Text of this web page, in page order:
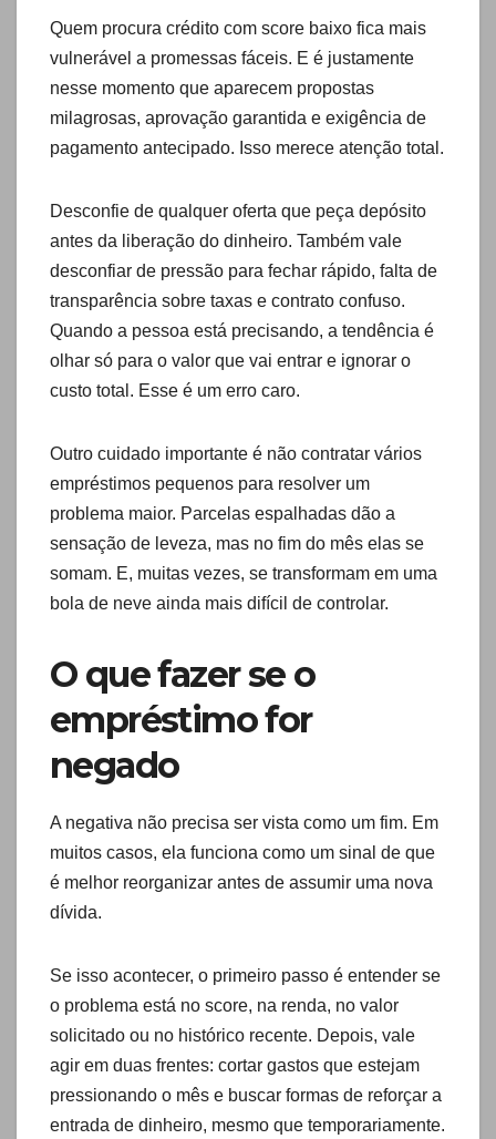
Quem procura crédito com score baixo fica mais
vulnerável a promessas fáceis. E é justamente
nesse momento que aparecem propostas
milagrosas, aprovação garantida e exigência de
pagamento antecipado. Isso merece atenção total.
Desconfie de qualquer oferta que peça depósito
antes da liberação do dinheiro. Também vale
desconfiar de pressão para fechar rápido, falta de
transparência sobre taxas e contrato confuso.
Quando a pessoa está precisando, a tendência é
olhar só para o valor que vai entrar e ignorar o
custo total. Esse é um erro caro.
Outro cuidado importante é não contratar vários
empréstimos pequenos para resolver um
problema maior. Parcelas espalhadas dão a
sensação de leveza, mas no fim do mês elas se
somam. E, muitas vezes, se transformam em uma
bola de neve ainda mais difícil de controlar.
O que fazer se o
empréstimo for
negado
A negativa não precisa ser vista como um fim. Em
muitos casos, ela funciona como um sinal de que
é melhor reorganizar antes de assumir uma nova
dívida.
Se isso acontecer, o primeiro passo é entender se
o problema está no score, na renda, no valor
solicitado ou no histórico recente. Depois, vale
agir em duas frentes: cortar gastos que estejam
pressionando o mês e buscar formas de reforçar a
entrada de dinheiro, mesmo que temporariamente.